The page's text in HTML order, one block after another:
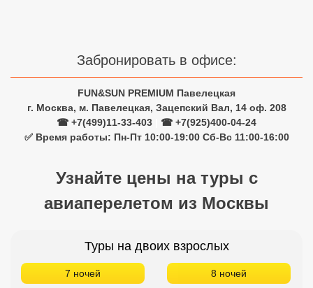
Забронировать в офисе:
FUN&SUN PREMIUM Павелецкая
г. Москва, м. Павелецкая, Зацепский Вал, 14 оф. 208
☎ +7(499)11-33-403
☎ +7(925)400-04-24
✅ Время работы: Пн-Пт 10:00-19:00 Сб-Вс 11:00-16:00
Узнайте цены на туры с
авиаперелетом из Москвы
Туры на двоих взрослых
7 ночей 8 ночей
Сетевые отели Вьетнама
Сетевые отели Бали
Сетевые отели Сейшел
Сетевые отели Маврикия